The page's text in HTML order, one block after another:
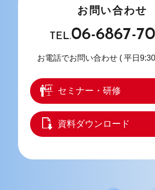
お問い合わせ
TEL.06-6867-
お電話でお問い合わせ ( 平日
セミナー・研修
資料ダウンロード